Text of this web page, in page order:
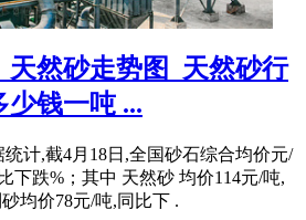
天然砂走势图_天然砂行
少钱一吨 ...
计,截4月18日,全国砂石综合均价元/
下跌%；其中 天然砂 均价114元/吨,
均价78元/吨,同比下 .